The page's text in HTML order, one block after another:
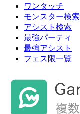
ワンタッチ
モンスター検索
アシスト検索
最強パーティ
最強アシスト
フェス限一覧